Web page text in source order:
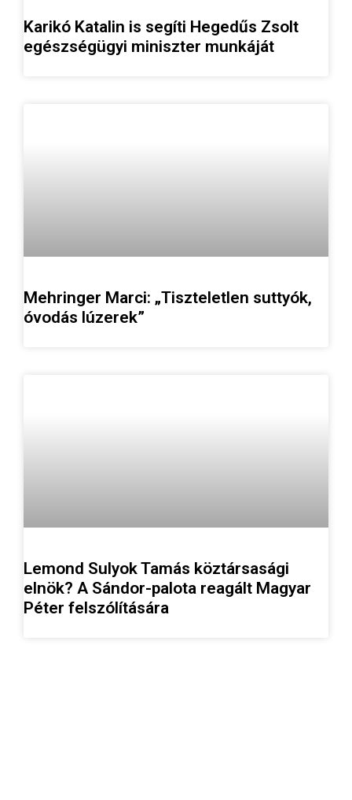
Karikó Katalin is segíti Hegedűs Zsolt
egészségügyi miniszter munkáját
Mehringer Marci: „Tiszteletlen suttyók,
óvodás lúzerek”
Lemond Sulyok Tamás köztársasági
elnök? A Sándor-palota reagált Magyar
Péter felszólítására